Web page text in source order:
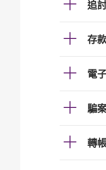
追
存
電
騙
轉